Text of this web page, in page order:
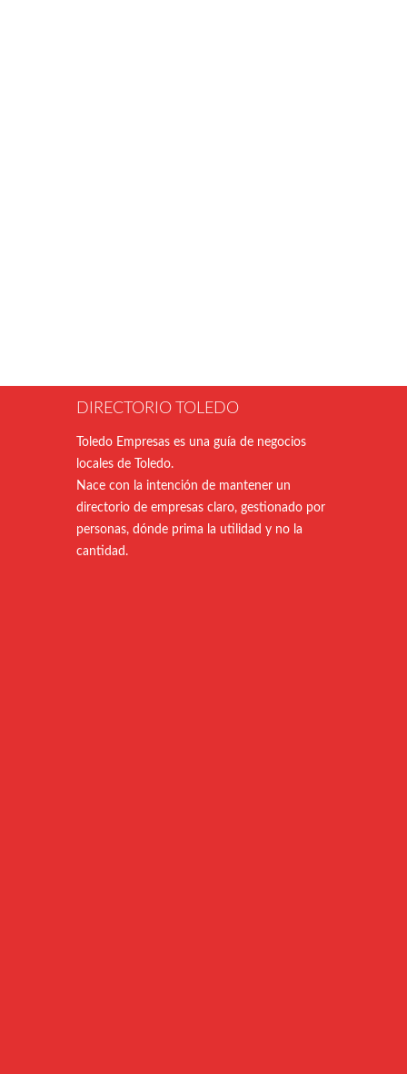
DIRECTORIO TOLEDO
Toledo Empresas es una guía de negocios
locales de Toledo.
Nace con la intención de mantener un
directorio de empresas claro, gestionado por
personas, dónde prima la utilidad y no la
cantidad.